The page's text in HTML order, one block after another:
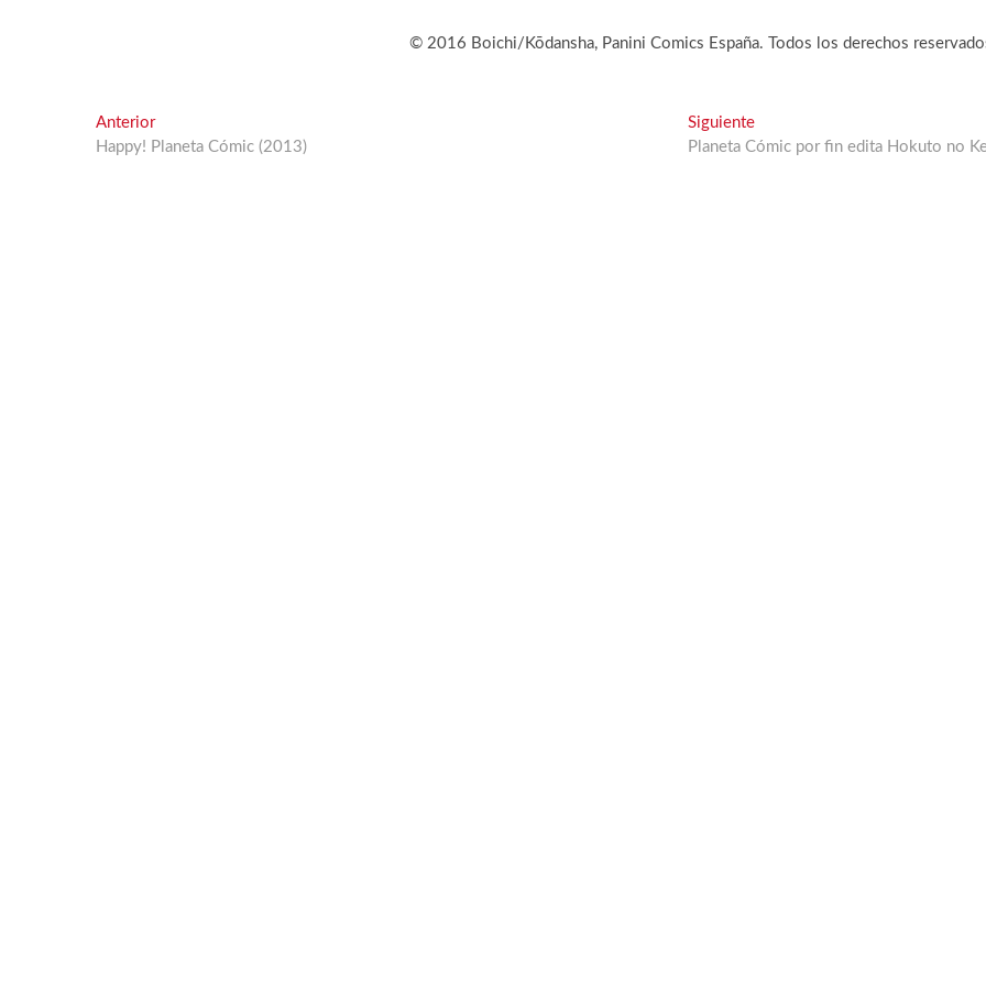
© 2016 Boichi/Kōdansha, Panini Comics España. Todos los derechos
Navegación
de
AnteriorEntrada
anterior:
Happy! Planeta Cómic (2013)
SiguienteEntrada
siguiente:
Planeta Cómic por fin edita Hokuto no